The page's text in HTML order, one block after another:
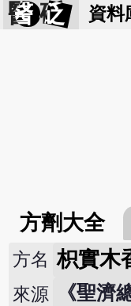
醫 砭 資料
方劑大全
方名 枳實木
來源 《聖濟